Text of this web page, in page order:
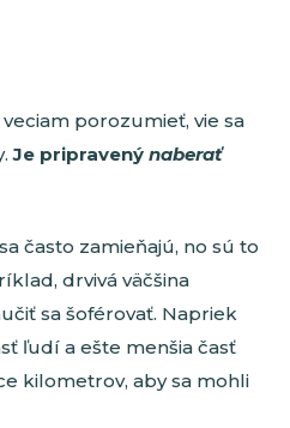
porozumieť, vie sa
Je pripravený naberať
často zamieňajú, no sú to
drvivá väčšina
sa šoférovať. Napriek
ľudí a ešte menšia časť
kilometrov, aby sa mohli